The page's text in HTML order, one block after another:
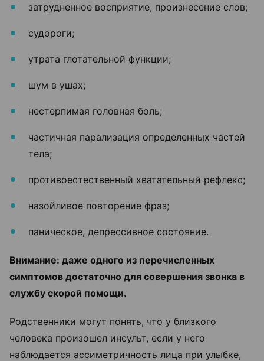
затрудненное восприятие, произнесение слов;
судороги;
утрата глотательной функции;
шум в ушах;
нестерпимая головная боль;
частичная парализация определенных частей
тела;
противоестественный хватательный рефлекс;
назойливое повторение фраз;
паническое, депрессивное состояние.
Внимание: даже одного из перечисленных
симптомов достаточно для совершения звонка в
службу скорой помощи.
Родственники могут понять, что у близкого
человека произошел инсульт, если у него
наблюдается ассиметричность лица при улыбке,